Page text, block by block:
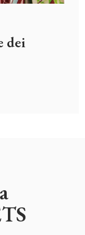
dei